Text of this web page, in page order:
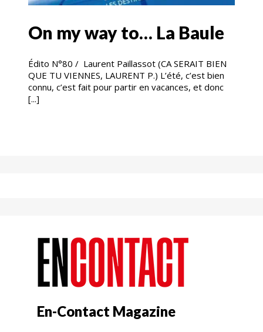
On my way to… La Baule
Édito N°80 / Laurent Paillassot (CA SERAIT BIEN
QUE TU VIENNES, LAURENT P.) L’été, c’est bien
connu, c’est fait pour partir en vacances, et donc
[...]
En-Contact Magazine